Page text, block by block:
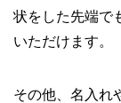
状をした先端で
いただけます。
その他、名入れ